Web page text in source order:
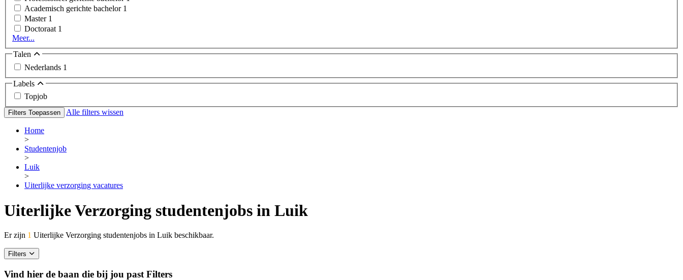
Academisch gerichte bachelor 1
Master 1
Doctoraat 1
Meer...
Talen
Nederlands 1
Labels
Topjob
Filters Toepassen Alle filters wissen
Home
>
Studentenjob
>
Luik
>
Uiterlijke verzorging vacatures
Uiterlijke Verzorging studentenjobs in Luik
Er zijn 1 Uiterlijke Verzorging studentenjobs in Luik beschikbaar.
Filters
Vind hier de baan die bij jou past Filters